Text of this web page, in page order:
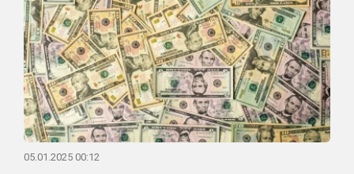
05.01.2025 00:12